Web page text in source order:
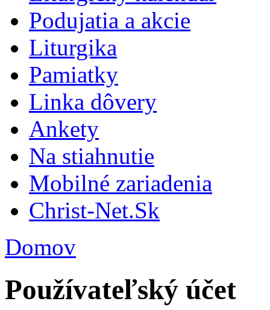
Podujatia a akcie
Liturgika
Pamiatky
Linka dôvery
Ankety
Na stiahnutie
Mobilné zariadenia
Christ-Net.Sk
Domov
Používateľský účet